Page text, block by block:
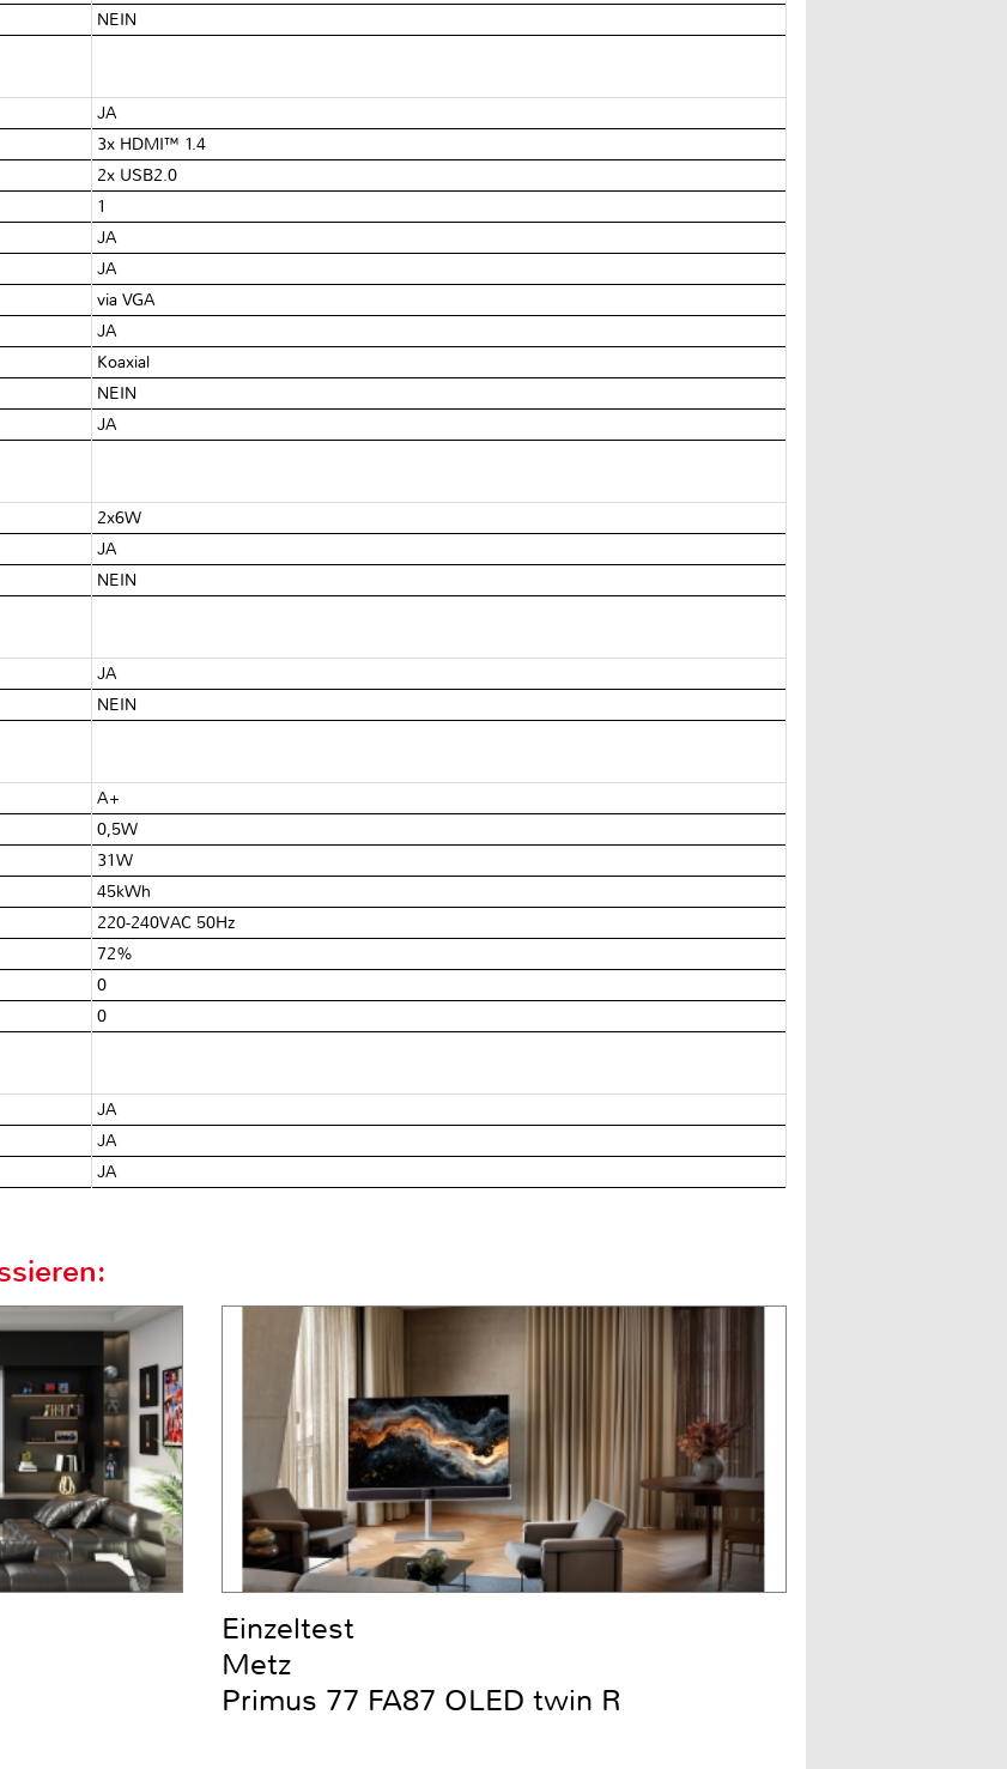
NEIN
JA
3x HDMI™ 1.4
2x USB2.0
1
JA
JA
via VGA
JA
Koaxial
NEIN
JA
2x6W
JA
NEIN
JA
NEIN
A+
0,5W
31W
45kWh
220-240VAC 50Hz
72%
0
0
JA
JA
JA
Einzeltest
Metz
Primus 77 FA87 OLED twin R